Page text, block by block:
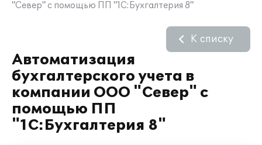
"Север" с помощью ПП "1С:Бухгалтерия 8"
Автоматизация
бухгалтерского учета в
компании ООО "Север" с
помощью ПП
"1С:Бухгалтерия 8"
К списку